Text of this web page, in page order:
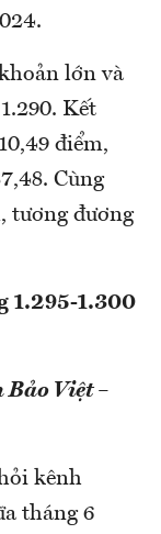
lớn và
Kết
điểm,
Cùng
tương đương
1.295-1.300
Bảo Việt –
kênh
tháng 6